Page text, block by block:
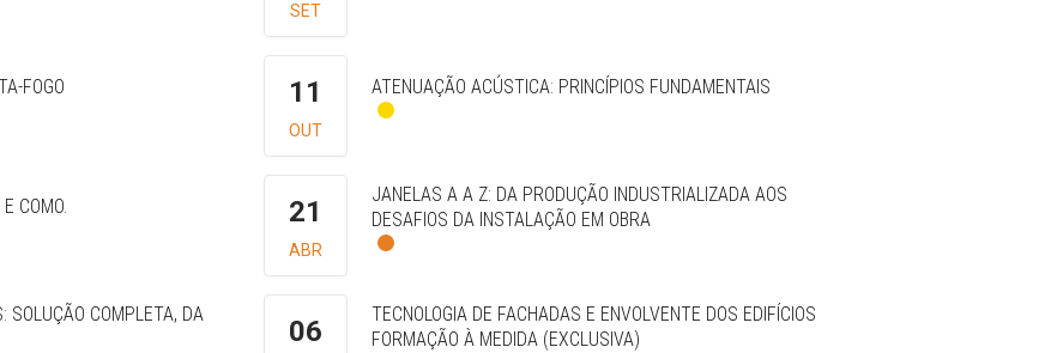
SET
FOGO 11
OUT
ATENUAÇÃO ACÚSTICA: PRINCÍPIOS FUNDAMENTAIS
COMO. 21
ABR
JANELAS A A Z: DA PRODUÇÃO INDUSTRIALIZADA AOS
DESAFIOS DA INSTALAÇÃO EM OBRA
SOLUÇÃO COMPLETA, DA
06
TECNOLOGIA DE FACHADAS E ENVOLVENTE DOS EDIFÍCIOS
FORMAÇÃO À MEDIDA (EXCLUSIVA)